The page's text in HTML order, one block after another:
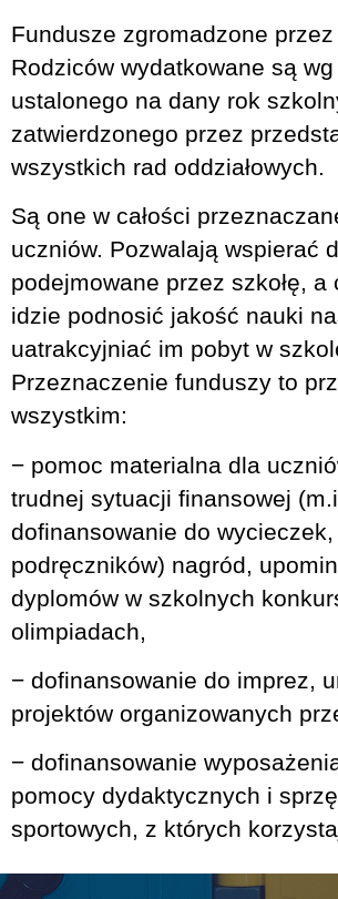
Fundusze zgromadzone przez
Rodziców wydatkowane są
ustalonego na dany rok
zatwierdzonego przez
wszystkich rad oddziałowych.
Są one w całości
uczniów. Pozwalają wspierać
podejmowane przez szkołę, a
idzie podnosić jakość nauki
uatrakcyjniać im pobyt w
Przeznaczenie funduszy to
wszystkim:
− pomoc materialna dla
trudnej sytuacji finansowej
dofinansowanie do wycieczek,
podręczników) nagród,
dyplomów w szkolnych
olimpiadach,
− dofinansowanie do imprez,
projektów organizowanych
− dofinansowanie
pomocy dydaktycznych i
sportowych, z których